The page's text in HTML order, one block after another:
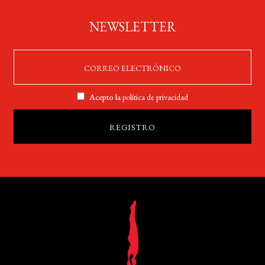
NEWSLETTER
Acepto lapolítica de privacidad